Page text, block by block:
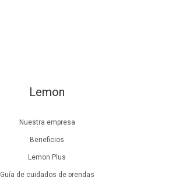
Lemon
Nuestra empresa
Beneficios
Lemon Plus
Guía de cuidados de prendas